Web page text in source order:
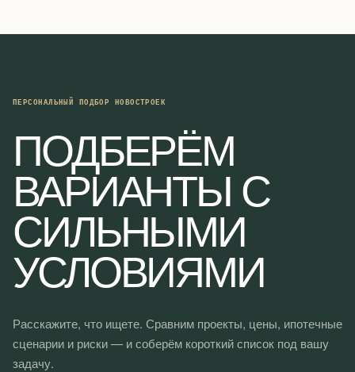
ПЕРСОНАЛЬНЫЙ ПОДБОР НОВОСТРОЕК
ПОДБЕРЁМ
ВАРИАНТЫ С
СИЛЬНЫМИ
УСЛОВИЯМИ
Расскажите, что ищете. Сравним проекты, цены, ипотечные
сценарии и риски — и соберём короткий список под вашу
задачу.